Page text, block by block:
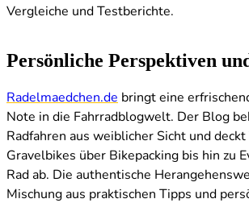
Vergleiche und Testberichte.
Persönliche Perspektiven
Radelmaedchen.de bringt eine
Note in die Fahrradblogwelt. Der Blog
Radfahren aus weiblicher Sicht und
Gravelbikes über Bikepacking bis hin zu
Rad ab. Die authentische
Mischung aus praktischen Tipps und